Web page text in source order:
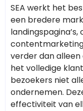
SEA werkt het
een bredere
verder dan
het volledige
bezoekers niet
ondernemen.
effectiviteit van